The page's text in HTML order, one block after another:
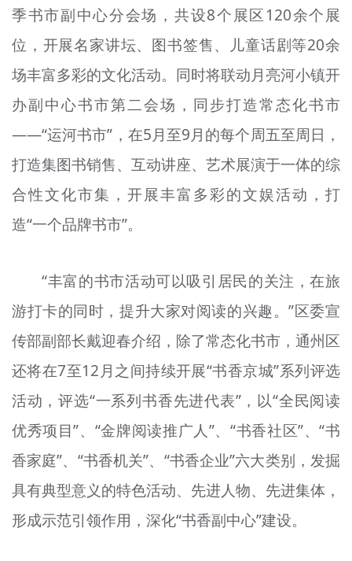
季书市副中心分会场，共设8个展区120余个展
位，开展名家讲坛、图书签售、儿童话剧等20余
场丰富多彩的文化活动。同时将联动月亮河小镇开
办副中心书市第二会场，同步打造常态化书市
——“运河书市”，在5月至9月的每个周五至周日，
打造集图书销售、互动讲座、艺术展演于一体的综
合性文化市集，开展丰富多彩的文娱活动，打
造“一个品牌书市”。
“丰富的书市活动可以吸引居民的关注，在旅
游打卡的同时，提升大家对阅读的兴趣。”区委宣
传部副部长戴迎春介绍，除了常态化书市，通州区
还将在7至12月之间持续开展“书香京城”系列评选
活动，评选“一系列书香先进代表”，以“全民阅读
优秀项目”、“金牌阅读推广人”、“书香社区”、“书
香家庭”、“书香机关”、“书香企业”六大类别，发掘
具有典型意义的特色活动、先进人物、先进集体，
形成示范引领作用，深化“书香副中心”建设。